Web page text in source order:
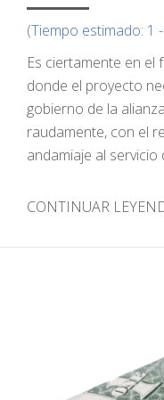
(Tiempo estimado: 1
Es ciertamente en
donde el proyecto
gobierno de la
raudamente, con el
andamiaje al
CONTINUAR